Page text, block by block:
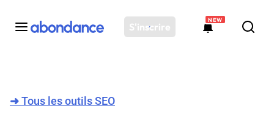
S'inscrire
NEW
Actus SEO
➜Tous les outils SEO